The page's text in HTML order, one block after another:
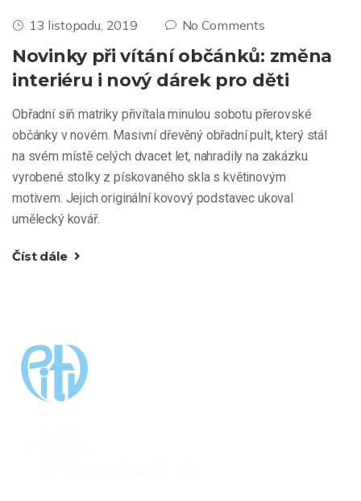
13 listopadu, 2019 No Comments
Novinky při vítání občánků: změna
interiéru i nový dárek pro děti
Obřadní síň matriky přivítala minulou sobotu přerovské
občánky v novém. Masivní dřevěný obřadní pult, který stál
na svém místě celých dvacet let, nahradily na zakázku
vyrobené stolky z pískovaného skla s květinovým
motivem. Jejich originální kovový podstavec ukoval
umělecký kovář.
Číst dále